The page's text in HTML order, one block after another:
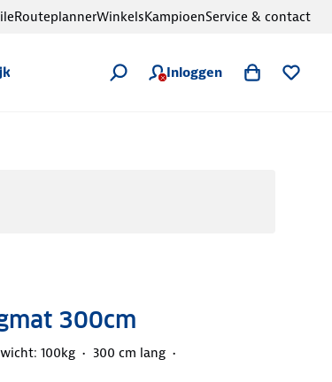
Inloggen
RouteplannerWinkelsKampioenService & contact
300cm
100kg
300 cm lang